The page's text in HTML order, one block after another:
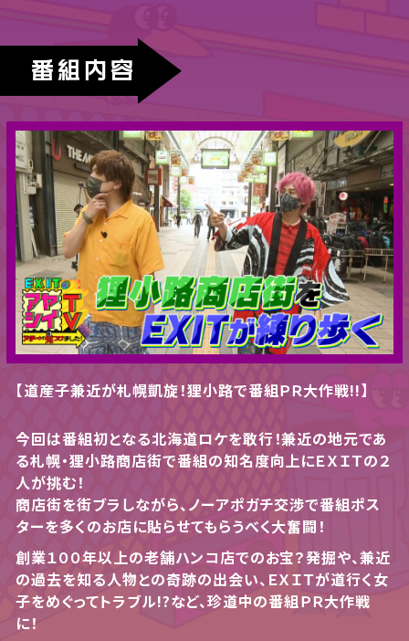
番組内容
【道産子兼近が札幌凱旋！狸小路で番組ＰＲ大作戦!!】
今回は番組初となる北海道ロケを敢行！兼近の地元であ
る札幌・狸小路商店街で番組の知名度向上にＥＸＩＴの２
人が挑む！
商店街を街ブラしながら、ノーアポガチ交渉で番組ポス
ターを多くのお店に貼らせてもらうべく大奮闘！
創業１００年以上の老舗ハンコ店でのお宝？発掘や、兼近
の過去を知る人物との奇跡の出会い、ＥＸＩＴが道行く女
子をめぐってトラブル!?など、珍道中の番組ＰＲ大作戦
に！